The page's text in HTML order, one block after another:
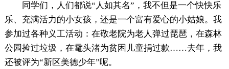
同学们，人们都说“人如其名”，我不但是一个快快乐
乐、充满活力的小女孩，还是一个富有爱心的小姑娘。我
参加过各种义工活动：在敬老院为老人弹过琵琶，在森林
公园捡过垃圾，在鼋头渚为贫困儿童捐过款……去年，我
还被评为“新区美德少年”呢。